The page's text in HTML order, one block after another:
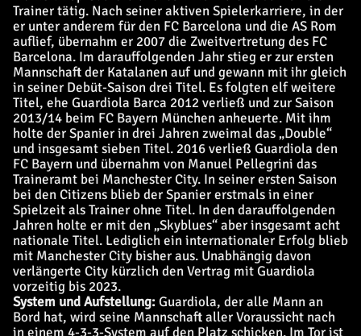
Trainer tätig. Nach seiner aktiven Spielerkarriere, in der
er unter anderem für den FC Barcelona und die AS Rom
auflief, übernahm er 2007 die Zweitvertretung des FC
Barcelona. Im darauffolgenden Jahr stieg er zur ersten
Mannschaft der Katalanen auf und gewann mit ihr gleich
in seiner Debüt-Saison drei Titel. Es folgten elf weitere
Titel, ehe Guardiola Barca 2012 verließ und zur Saison
2013/14 beim FC Bayern München anheuerte. Mit ihm
holte der Spanier in drei Jahren zweimal das „Double“
und insgesamt sieben Titel. 2016 verließ Guardiola den
FC Bayern und übernahm von Manuel Pellegrini das
Traineramt bei Manchester City. In seiner ersten Saison
bei den Citizens blieb der Spanier erstmals in einer
Spielzeit als Trainer ohne Titel. In den darauffolgenden
Jahren holte er mit den „Skyblues“ aber insgesamt acht
nationale Titel. Lediglich ein internationaler Erfolg blieb
mit Manchester City bisher aus. Unabhängig davon
verlängerte City kürzlich den Vertrag mit Guardiola
vorzeitig bis 2023.
System und Aufstellung:Guardiola, der alle Mann an
Bord hat, wird seine Mannschaft aller Voraussicht nach
in einem 4-3-3-System auf den Platz schicken. Im Tor ist